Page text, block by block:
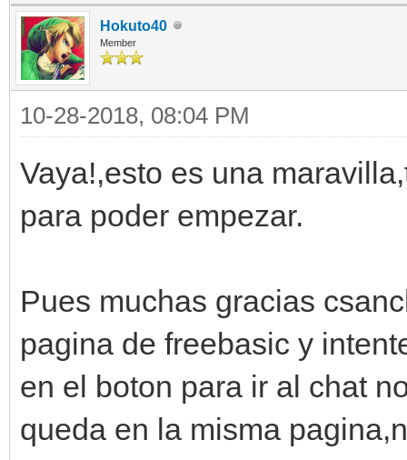
Hokuto40
Member
10-28-2018, 08:04 PM
Vaya!,esto es una
para poder empezar.
Pues muchas gracias
pagina de freebasic y
en el boton para ir al chat
queda en la misma